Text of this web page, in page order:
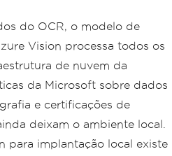
do OCR, o modelo de
Vision processa todos os
de nuvem da
da Microsoft sobre dados
e certificações de
deixam o ambiente local.
para implantação local existe